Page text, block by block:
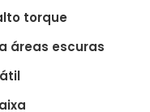
torque
áreas escuras